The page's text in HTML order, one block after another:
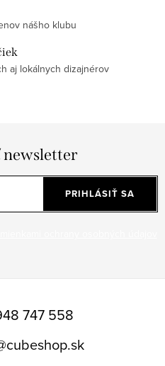
nášho klubu
aj lokálnych dizajnérov
newsletter
PRIHLÁSIŤ SA
747 558
cubeshop.sk